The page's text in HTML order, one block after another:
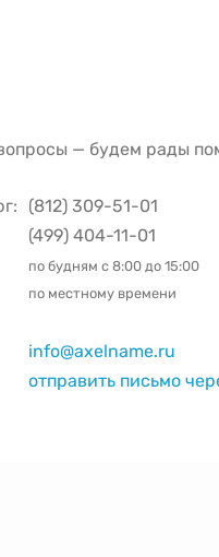
— будем рады
(812) 309-51-01
(499) 404-11-01
по будням с 8:00 до 15:00
по местному времени
info@axelname.ru
отправить письмо